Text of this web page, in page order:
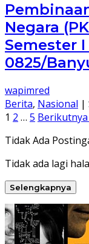
Negara
Semester
0825/
wapimred
Berita, Nasional |
Paginasi
pos
1 2 … 5 Berikutnya
Tidak Ada
Tidak ada lagi
Selengkapnya